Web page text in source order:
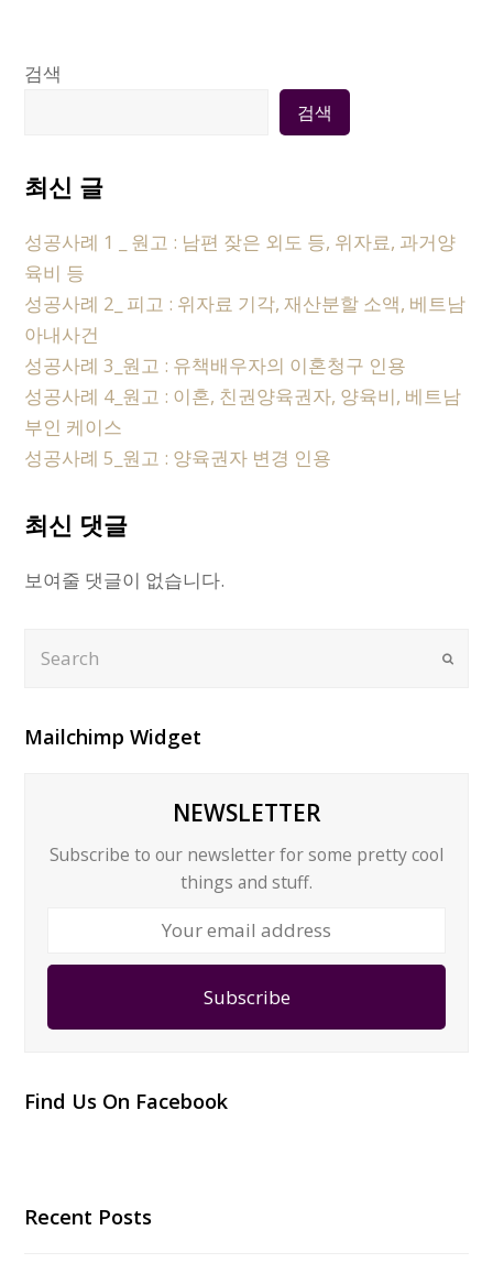
검색
검색
최신 글
성공사례 1 _ 원고 : 남편 잦은 외도 등, 위자료, 과거양
육비 등
성공사례 2_ 피고 : 위자료 기각, 재산분할 소액, 베트남
아내사건
성공사례 3_원고 : 유책배우자의 이혼청구 인용
성공사례 4_원고 : 이혼, 친권양육권자, 양육비, 베트남
부인 케이스
성공사례 5_원고 : 양육권자 변경 인용
최신 댓글
보여줄 댓글이 없습니다.
Submit
Mailchimp Widget
NEWSLETTER
Subscribe to our newsletter for some pretty cool
things and stuff.
Subscribe
Find Us On Facebook
Recent Posts